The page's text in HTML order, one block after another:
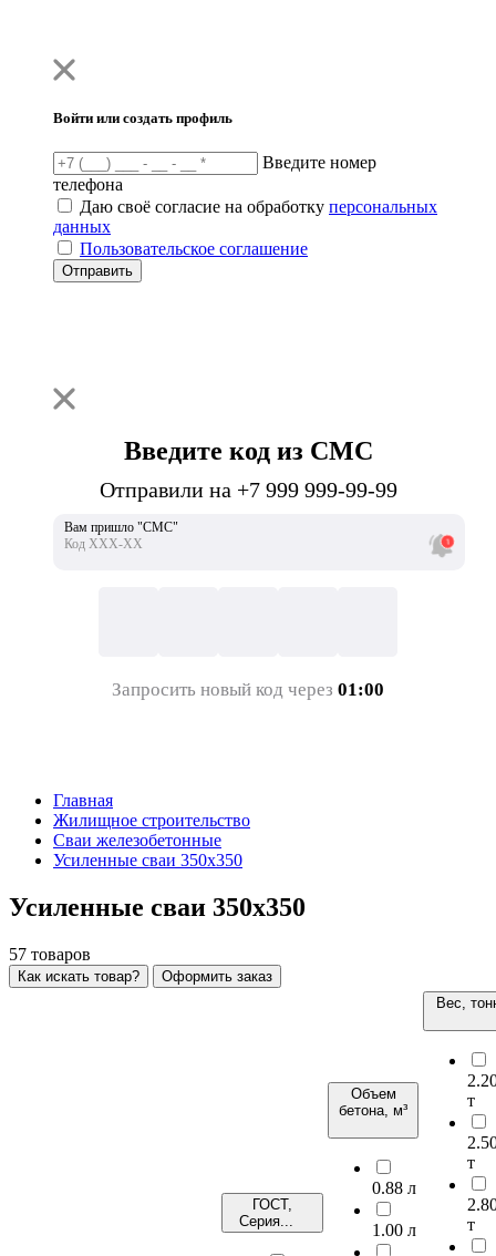
Войти или создать профиль
Введите номер
телефона
Даю своё согласие на обработку персональных
данных
Пользовательское соглашение
Отправить
Введите код из СМС
Отправили на +7 999 999-99-99
Вам пришло "СМС"
Код ХХХ-ХХ
Запросить новый код через 01:00
Главная
Жилищное строительство
Сваи железобетонные
Усиленные сваи 350х350
Усиленные сваи 350х350
57 товаров
Как искать товар? Оформить заказ
ГОСТ,
Серия...
Объем
бетона, м³
0.88 л
1.00 л
Вес,
т
т
т